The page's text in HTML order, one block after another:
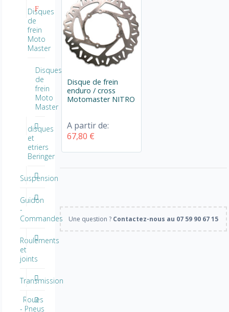
Disque de frein
enduro / cross
Motomaster NITRO
A partir de:
67,80 €
Une question ? Contactez-nous au 07 59 90 67 15
Disques
de
frein
Moto
Master
Disques
de
frein
Moto
Master
disques
et
etriers
Beringer
Suspension
Guidon
-
Commandes
Roulements
et
joints
Transmission
Roues
- Pneus